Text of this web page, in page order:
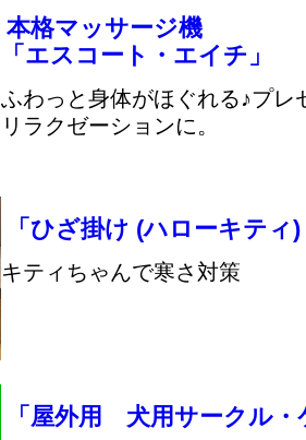
本格マッサージ機
「エスコート・エイチ」
ふわっと身体がほぐれる♪プレ
リラクゼーションに。
「ひざ掛け (ハローキティ
キティちゃんで寒さ対策
「屋外用 犬用サークル・